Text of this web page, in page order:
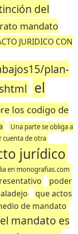
del
mandato
JURIDICO CON
plan-
el
los codigo de
Una parte se obliga a
cuenta de otra
jurídico
en monografias.com
poder
que actos
de mandato
mandato es